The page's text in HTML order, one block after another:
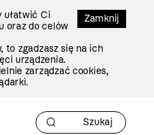
Zamknij
ułatwić Ci
oraz do celów
to zgadzasz się na ich
urządzenia.
zarządzać cookies,